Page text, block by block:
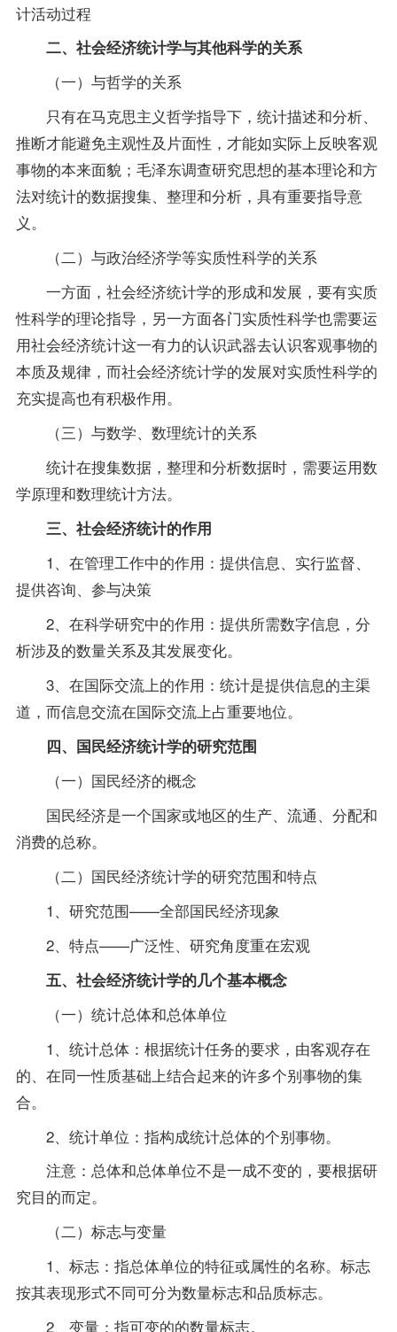
计活动过程
二、社会经济统计学与其他科学的关系
（一）与哲学的关系
只有在马克思主义哲学指导下，统计描述和分析、
推断才能避免主观性及片面性，才能如实际上反映客观
事物的本来面貌；毛泽东调查研究思想的基本理论和方
法对统计的数据搜集、整理和分析，具有重要指导意
义。
（二）与政治经济学等实质性科学的关系
一方面，社会经济统计学的形成和发展，要有实质
性科学的理论指导，另一方面各门实质性科学也需要运
用社会经济统计这一有力的认识武器去认识客观事物的
本质及规律，而社会经济统计学的发展对实质性科学的
充实提高也有积极作用。
（三）与数学、数理统计的关系
统计在搜集数据，整理和分析数据时，需要运用数
学原理和数理统计方法。
三、社会经济统计的作用
1、在管理工作中的作用：提供信息、实行监督、
提供咨询、参与决策
2、在科学研究中的作用：提供所需数字信息，分
析涉及的数量关系及其发展变化。
3、在国际交流上的作用：统计是提供信息的主渠
道，而信息交流在国际交流上占重要地位。
四、国民经济统计学的研究范围
（一）国民经济的概念
国民经济是一个国家或地区的生产、流通、分配和
消费的总称。
（二）国民经济统计学的研究范围和特点
1、研究范围——全部国民经济现象
2、特点——广泛性、研究角度重在宏观
五、社会经济统计学的几个基本概念
（一）统计总体和总体单位
1、统计总体：根据统计任务的要求，由客观存在
的、在同一性质基础上结合起来的许多个别事物的集
合。
2、统计单位：指构成统计总体的个别事物。
注意：总体和总体单位不是一成不变的，要根据研
究目的而定。
（二）标志与变量
1、标志：指总体单位的特征或属性的名称。标志
按其表现形式不同可分为数量标志和品质标志。
2、变量：指可变的的数量标志。